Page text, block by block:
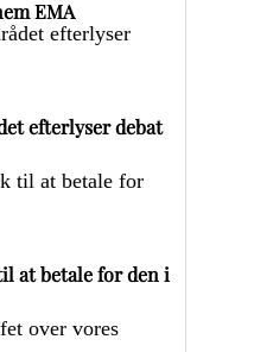
EMA
efterlyser debat
at betale for den i